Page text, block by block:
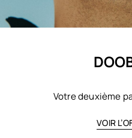
Votre deuxième
VOIR